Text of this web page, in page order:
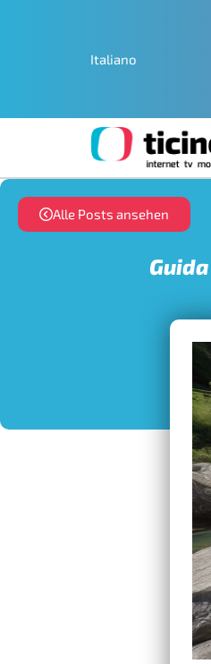
Italiano
Alle Posts ansehen